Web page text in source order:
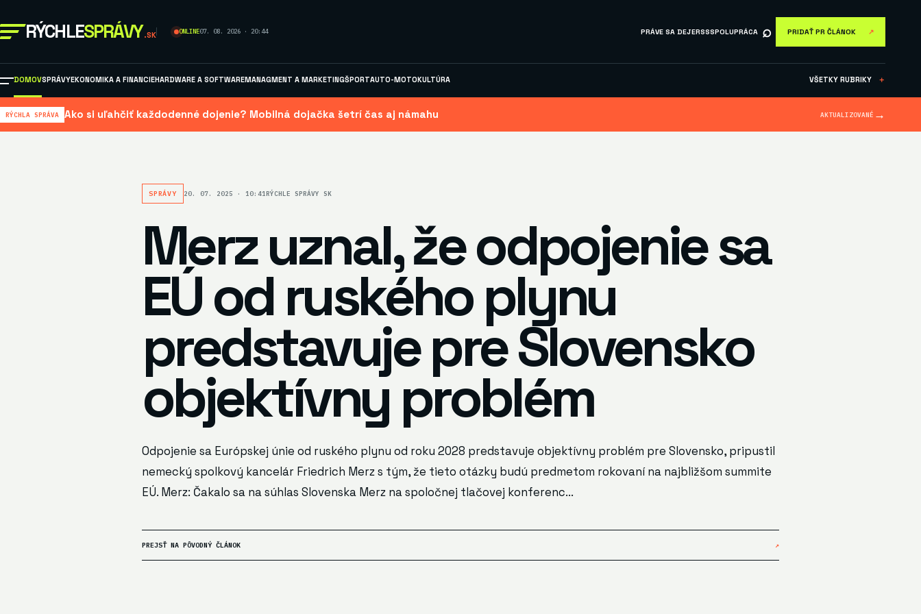
RÝCHLESPRÁVY .SK ONLINE07. 08. 2026 · 20:44 PRÁVE SA DEJERSSSPOLUPRÁCA ⌕ PRIDAŤ PR ČLÁNOK ↗
DOMOVSPRÁVYEKONOMIKA A FINANCIEHARDWARE A SOFTWAREMANAGMENT A MARKETINGŠPORTAUTO-MOTOKULTÚRA VŠETKY RUBRIKY ＋
RÝCHLA SPRÁVA Ako si uľahčiť každodenné dojenie? Mobilná dojačka šetrí čas aj námahu AKTUALIZOVANÉ →
SPRÁVY 20. 07. 2025 · 10:41RÝCHLE SPRÁVY SK
Merz uznal, že odpojenie sa
EÚ od ruského plynu
predstavuje pre Slovensko
objektívny problém
Odpojenie sa Európskej únie od ruského plynu od roku 2028 predstavuje objektívny problém pre Slovensko, pripustil
nemecký spolkový kancelár Friedrich Merz s tým, že tieto otázky budú predmetom rokovaní na najbližšom summite
EÚ. Merz: Čakalo sa na súhlas Slovenska Merz na spoločnej tlačovej konferenc...
PREJSŤ NA PÔVODNÝ ČLÁNOK ↗